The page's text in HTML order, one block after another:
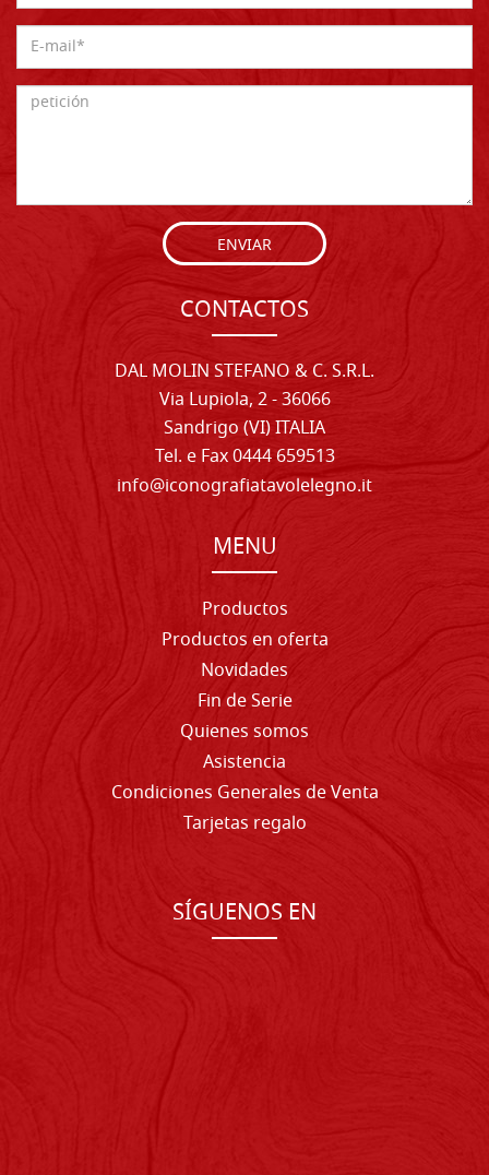
ENVIAR
CONTACTOS
DAL MOLIN STEFANO & C. S.R.L.
Via Lupiola, 2 - 36066
Sandrigo (VI) ITALIA
Tel. e Fax 0444 659513
info@iconografiatavolelegno.it
MENU
Productos
Productos en oferta
Novidades
Fin de Serie
Quienes somos
Asistencia
Condiciones Generales de Venta
Tarjetas regalo
SÍGUENOS EN